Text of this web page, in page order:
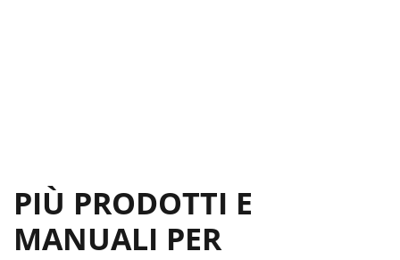
PIÙ PRODOTTI E
MANUALI PER